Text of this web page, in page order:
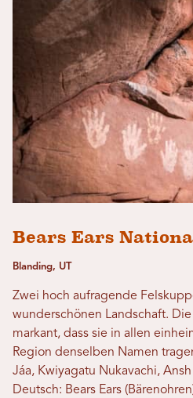
Bears Ears
Blanding, UT
Zwei hoch aufragende
wunderschönen Landschaft.
markant, dass sie in allen
Region denselben Namen
Jáa, Kwiyagatu Nukavachi,
Deutsch: Bears Ears